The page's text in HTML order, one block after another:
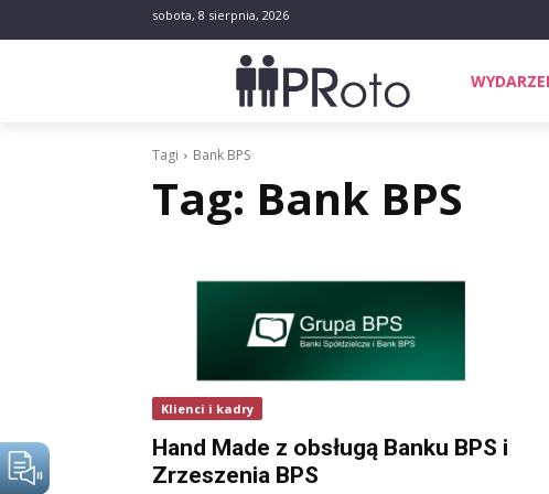
sobota, 8 sierpnia, 2026
Tagi Bank BPS
Tag: Bank BPS
Klienci i kadry
Hand Made z obsługą Banku BPS i
Zrzeszenia BPS